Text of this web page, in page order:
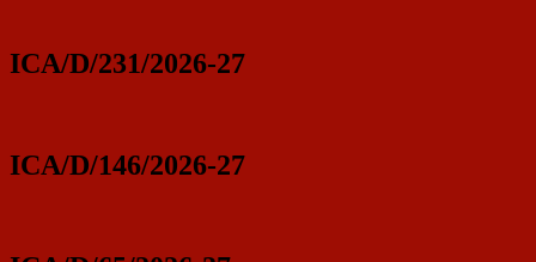
ICA/D/231/2026-27
ICA/D/146/2026-27